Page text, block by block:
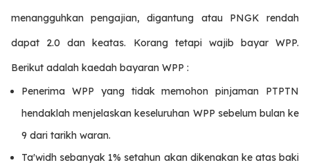
menangguhkan pengajian, digantung atau PNGK rendah
dapat 2.0 dan keatas. Korang tetapi wajib bayar WPP.
Berikut adalah kaedah bayaran WPP :
Penerima WPP yang tidak memohon pinjaman PTPTN
hendaklah menjelaskan keseluruhan WPP sebelum bulan ke
9 dari tarikh waran.
Ta'widh sebanyak 1% setahun akan dikenakan ke atas baki